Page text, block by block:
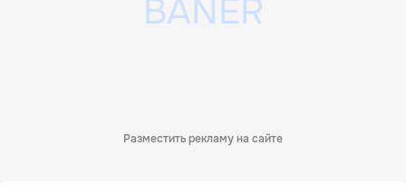
Разместить рекламу на сайте